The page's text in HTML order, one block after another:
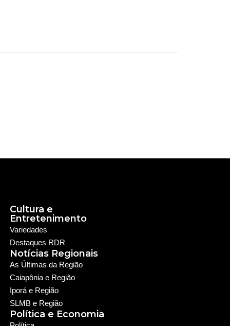
Cultura e
Entretenimento
Política e Economia
Notícias Regionais
As Últimas da Região
Caiapônia e Região
Iporá e Região
SLMB e Região
Variedades
Destaques RDR